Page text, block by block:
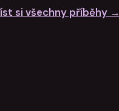
si všechny příběhy →